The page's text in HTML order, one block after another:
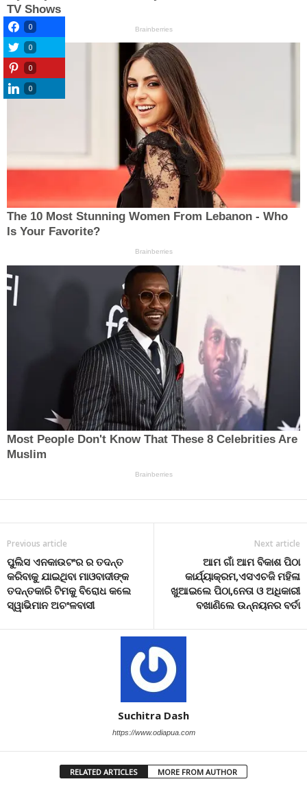
Previous article
ପୁଲିସ ଏନକାଉଟଂର ର ତଦନ୍ତ
କରିବାକୁ ଯାଇଥିବା ମାଓବାଦୀଙ୍କ
ତଦନ୍ତକାରି ଟିମକୁ ବିରୋଧ କଲେ
ସ୍ୱାଭିମାନ ଅଚଂଳବାସୀ
Next article
ଆମ ଗାଁ ଆମ ବିକାଶ ପିଠା
କାର୍ଯ୍ୟାକ୍ରମ,ଏସଏଚଜି ମହିଳା
ଖୁଆଇଲେ ପିଠା,ନେତା ଓ ଅଧିକାରୀ
ବଖାଣିଲେ ଉନ୍ନୟନର ବର୍ତା
Suchitra Dash
https://www.odiapua.com
RELATED ARTICLES MORE FROM AUTHOR
0
0
0
0